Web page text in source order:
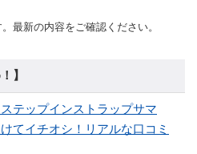
最新の内容をご確認ください。
】
テップインストラップサマ
てイチオシ！リアルな口コミ